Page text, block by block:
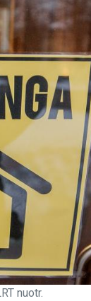
nuotr.